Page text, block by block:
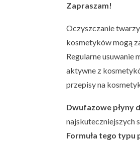
Zapraszam!
Oczyszczanie
kosmetyków mogą
Regularne usuwanie
aktywne z
przepisy na
Dwufazowe płyny
najskuteczniejszych
Formuła tego typu